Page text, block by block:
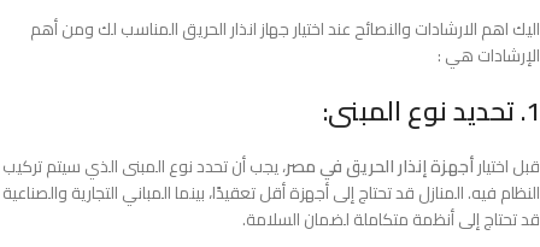
اليك اهم الارشادات والنصائح عند اختيار جهاز انذار الحريق المناسب لك ومن أهم
الإرشادات هي :
1. تحديد نوع المبنى:
قبل اختيارأجهزة إنذار الحريق في مصر، يجب أن تحدد نوع المبنى الذي سيتم تركيب
النظام فيه. المنازل قد تحتاج إلى أجهزة أقل تعقيدًا، بينما المباني التجارية والصناعية
قد تحتاج إلى أنظمة متكاملة لضمان السلامة.